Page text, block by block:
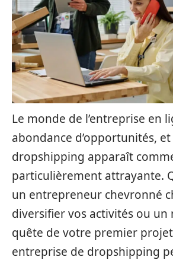
Le monde de l’entreprise en
abondance d’opportunités, et
dropshipping apparaît
particulièrement attrayante.
un entrepreneur chevronné
diversifier vos activités ou un
quête de votre premier
entreprise de dropshipping